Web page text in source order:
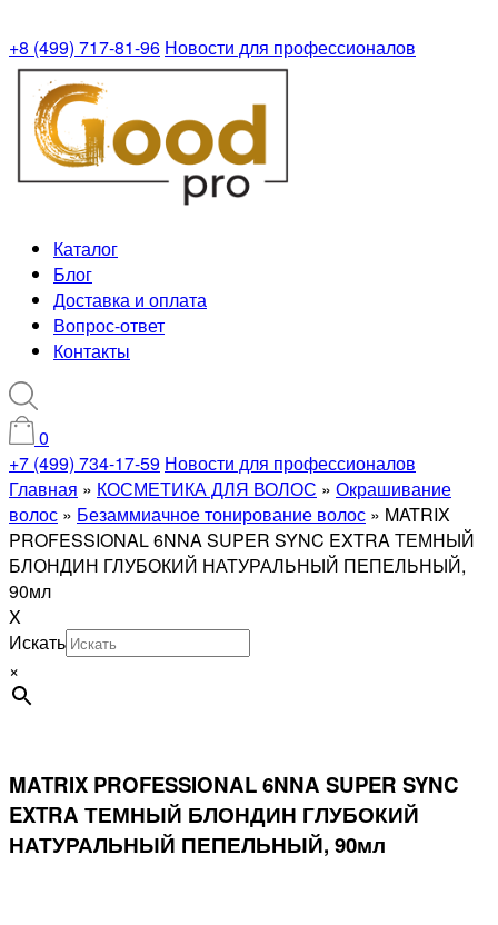
+8 (499) 717-81-96 Новости для профессионалов
Каталог
Блог
Доставка и оплата
Вопрос-ответ
Контакты
0
+7 (499) 734-17-59 Новости для профессионалов
Главная » КОСМЕТИКА ДЛЯ ВОЛОС » Окрашивание
волос » Безаммиачное тонирование волос » MATRIX
PROFESSIONAL 6NNA SUPER SYNC EXTRA ТЕМНЫЙ
БЛОНДИН ГЛУБОКИЙ НАТУРАЛЬНЫЙ ПЕПЕЛЬНЫЙ,
90мл
X
Искать
×
MATRIX PROFESSIONAL 6NNA SUPER SYNC
EXTRA ТЕМНЫЙ БЛОНДИН ГЛУБОКИЙ
НАТУРАЛЬНЫЙ ПЕПЕЛЬНЫЙ, 90мл